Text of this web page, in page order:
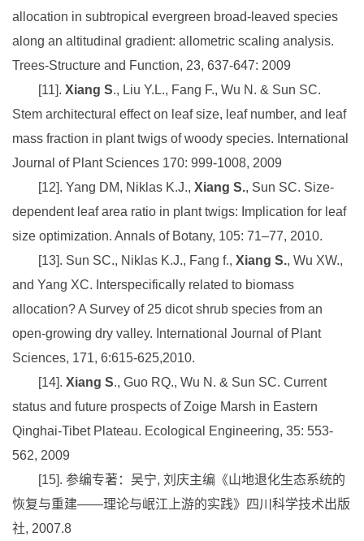
allocation in subtropical evergreen broad-leaved species
along an altitudinal gradient: allometric scaling analysis.
Trees-Structure and Function, 23, 637-647: 2009
[11]. Xiang S., Liu Y.L., Fang F., Wu N. & Sun SC.
Stem architectural effect on leaf size, leaf number, and leaf
mass fraction in plant twigs of woody species. International
Journal of Plant Sciences 170: 999-1008, 2009
[12]. Yang DM, Niklas K.J., Xiang S., Sun SC. Size-
dependent leaf area ratio in plant twigs: Implication for leaf
size optimization. Annals of Botany, 105: 71–77, 2010.
[13]. Sun SC., Niklas K.J., Fang f., Xiang S., Wu XW.,
and Yang XC. Interspecifically related to biomass
allocation? A Survey of 25 dicot shrub species from an
open-growing dry valley. International Journal of Plant
Sciences, 171, 6:615-625,2010.
[14]. Xiang S., Guo RQ., Wu N. & Sun SC. Current
status and future prospects of Zoige Marsh in Eastern
Qinghai-Tibet Plateau. Ecological Engineering, 35: 553-
562, 2009
[15]. 参编专著：吴宁, 刘庆主编《山地退化生态系统的
恢复与重建——理论与岷江上游的实践》四川科学技术出版
社, 2007.8